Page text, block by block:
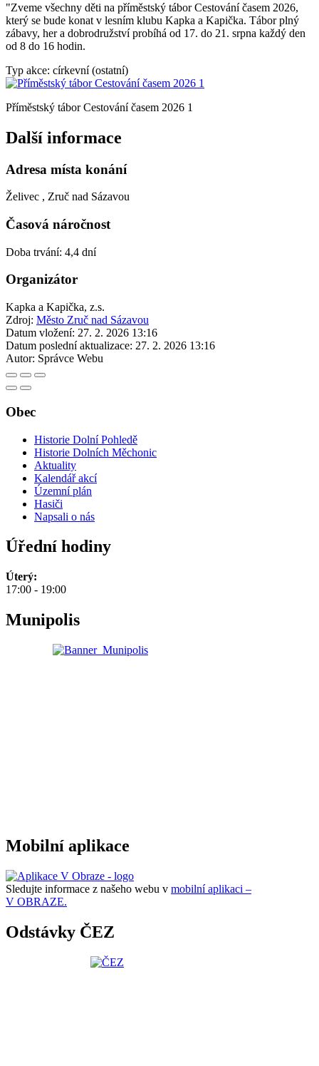
"Zveme všechny děti na příměstský tábor Cestování časem 2026,
který se bude konat v lesním klubu Kapka a Kapička. Tábor plný
zábavy, her a dobrodružství probíhá od 17. do 21. srpna každý den
od 8 do 16 hodin.
Typ akce: církevní (ostatní)
Příměstský tábor Cestování časem 2026 1
Další informace
Adresa místa konání
Želivec , Zruč nad Sázavou
Časová náročnost
Doba trvání: 4,4 dní
Organizátor
Kapka a Kapička, z.s.
Zdroj: Město Zruč nad Sázavou
Datum vložení: 27. 2. 2026 13:16
Datum poslední aktualizace: 27. 2. 2026 13:16
Autor: Správce Webu
Obec
Historie Dolní Pohledě
Historie Dolních Měchonic
Aktuality
Kalendář akcí
Územní plán
Hasiči
Napsali o nás
Úřední hodiny
Úterý:
17:00 - 19:00
Munipolis
Mobilní aplikace
Sledujte informace z našeho webu v mobilní aplikaci –
V OBRAZE.
Odstávky ČEZ